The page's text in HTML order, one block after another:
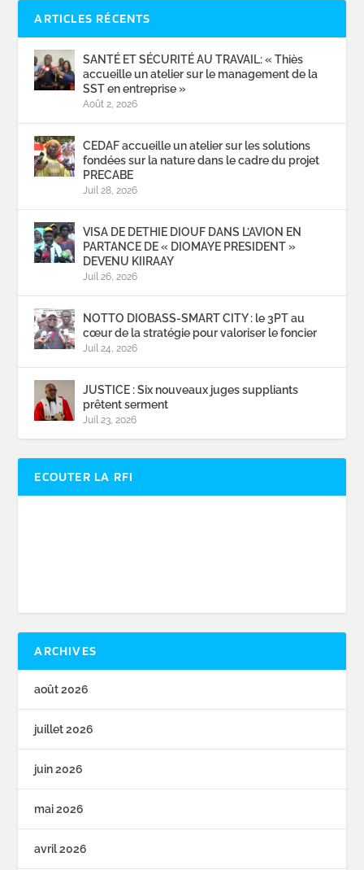
ARTICLES RÉCENTS
SANTÉ ET SÉCURITÉ AU TRAVAIL: « Thiès
accueille un atelier sur le management de la
SST en entreprise »
Août 2, 2026
CEDAF accueille un atelier sur les solutions
fondées sur la nature dans le cadre du projet
PRECABE
Juil 28, 2026
VISA DE DETHIE DIOUF DANS L’AVION EN
PARTANCE DE « DIOMAYE PRESIDENT »
DEVENU KIIRAAY
Juil 26, 2026
NOTTO DIOBASS-SMART CITY : le 3PT au
cœur de la stratégie pour valoriser le foncier
Juil 24, 2026
JUSTICE : Six nouveaux juges suppliants
prêtent serment
Juil 23, 2026
ECOUTER LA RFI
ARCHIVES
août 2026
juillet 2026
juin 2026
mai 2026
avril 2026